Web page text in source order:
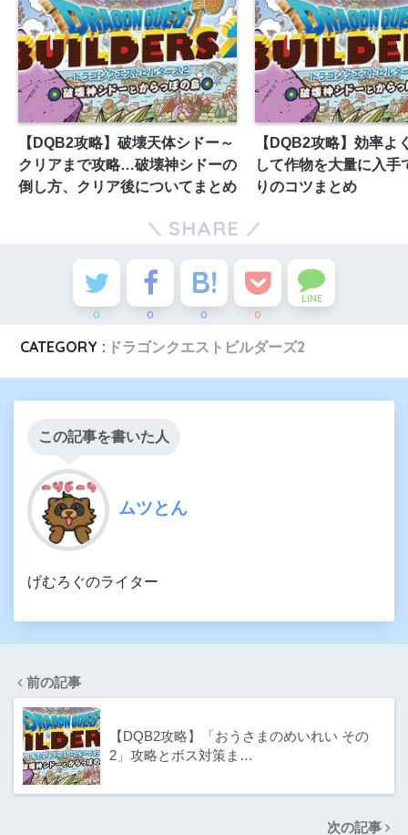
【DQB2攻略】破壊天体シドー～
クリアまで攻略…破壊神シドーの
倒し方、クリア後についてまとめ
【DQB2攻略】効率よ
して作物を大量に入手
りのコツまとめ
SHARE
0 0 0 0
LINE
CATEGORY : ドラゴンクエストビルダーズ2
この記事を書いた人
ムツとん
げむろぐのライター
前の記事
【DQB2攻略】「おうさまのめいれい その
2」攻略とボス対策ま…
次の記事